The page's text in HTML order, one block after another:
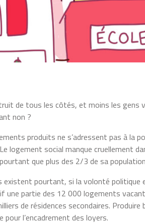
de tous les côtés, et moins les gens
non ?
produits ne s’adressent pas à la
logement social manque cruellement
que plus des 2/3 de sa
existent pourtant, si la volonté politique
une partie des 12 000 logements
de résidences secondaires.
pour l’encadrement des loyers.